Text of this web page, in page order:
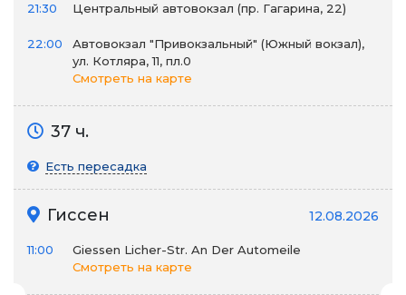
21:30 Центральный автовокзал (пр. Гагарина, 22)
22:00
Автовокзал "Привокзальный" (Южный вокзал),
ул. Котляра, 11, пл.0
Смотреть на карте
37 ч.
Есть пересадка
Гиссен 12.08.2026
11:00
Giessen Licher-Str. An Der Automeile
Смотреть на карте